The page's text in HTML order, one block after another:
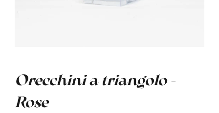
Orecchini a triangolo -
Rose